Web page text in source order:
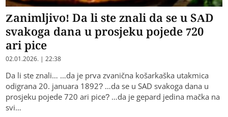
Zanimljivo! Da li ste znali da se u SAD
svakoga dana u prosjeku pojede 720
ari pice
02.01.2026. | 22:38
Da li ste znali… …da je prva zvanična košarkaška utakmica
odigrana 20. januara 1892? …da se u SAD svakoga dana u
prosjeku pojede 720 ari pice? …da je gepard jedina mačka na
svi…